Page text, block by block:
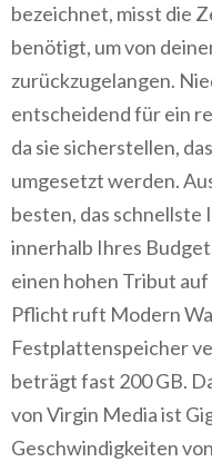
bezeichnet, misst die
benötigt, um von
zurückzugelangen.
entscheidend für ein
da sie sicherstellen,
umgesetzt werden.
besten, das schnellste
innerhalb Ihres
einen hohen Tribut
Pflicht ruft Modern
Festplattenspeicher
beträgt fast 200 GB.
von Virgin Media ist
Geschwindigkeiten